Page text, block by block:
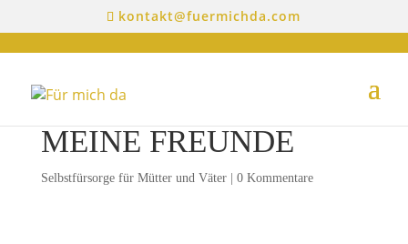
kontakt@fuermichda.com
MEINE FREUNDE
Selbstfürsorge für Mütter und Väter| 0 Kommentare